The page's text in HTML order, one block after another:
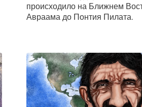
происходило на Ближнем
Авраама до Понтия Пилата.